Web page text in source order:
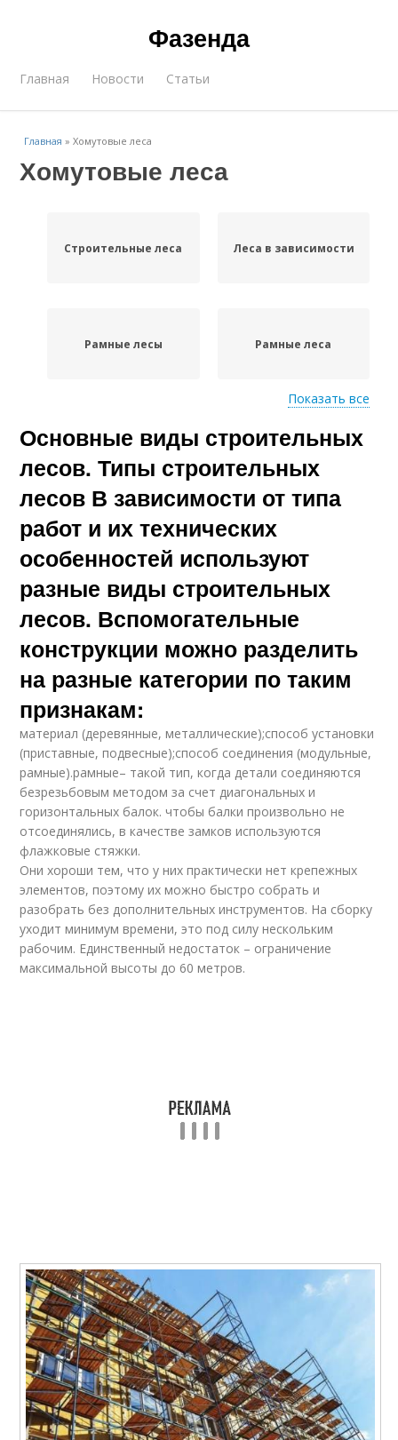
Фазенда
Главная Новости Статьи
Главная »Хомутовые леса
Хомутовые леса
Строительные леса Леса в зависимости
Рамные лесы Рамные леса
Строительные лесы Леса из металла
Чашечные лесы Хомутовые лесы
Штыревые лесы Клиновые лесы
Клиновые леса
Показать все
Основные виды строительных
лесов. Типы строительных
лесов В зависимости от типа
работ и их технических
особенностей используют
разные виды строительных
лесов. Вспомогательные
конструкции можно разделить
на разные категории по таким
признакам:
материал (деревянные, металлические);способ установки
(приставные, подвесные);способ соединения (модульные,
рамные).рамные– такой тип, когда детали соединяются
безрезьбовым методом за счет диагональных и
горизонтальных балок. чтобы балки произвольно не
отсоединялись, в качестве замков используются
флажковые стяжки.
Они хороши тем, что у них практически нет крепежных
элементов, поэтому их можно быстро собрать и
разобрать без дополнительных инструментов. На сборку
уходит минимум времени, это под силу нескольким
рабочим. Единственный недостаток – ограничение
максимальной высоты до 60 метров.